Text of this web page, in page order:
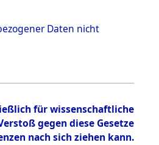
Daten nicht
für wissenschaftliche
gegen diese Gesetze
nach sich ziehen kann.